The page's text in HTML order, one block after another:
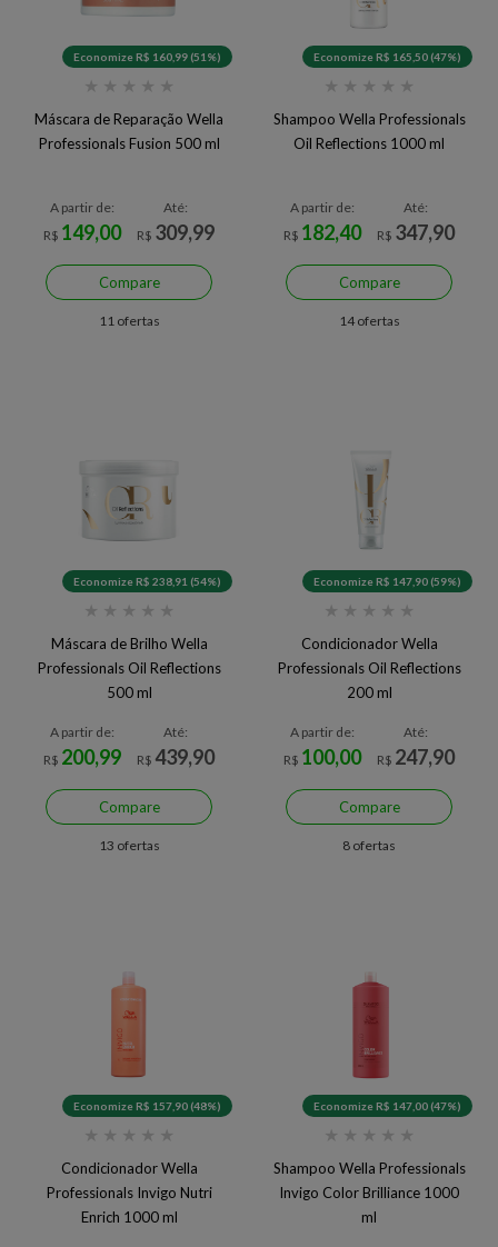
Economize R$ 160,99 (51%)
★ ★ ★ ★ ★
Máscara de Reparação Wella
Professionals Fusion 500 ml
A partir de:
R$ 149,00
Até:
R$ 309,99
Compare
11 ofertas
Economize R$ 165,50 (47%)
★ ★ ★ ★ ★
Shampoo Wella Professionals
Oil Reflections 1000 ml
A partir de:
R$ 182,40
Até:
R$ 347,90
Compare
14 ofertas
Economize R$ 238,91 (54%)
★ ★ ★ ★ ★
Máscara de Brilho Wella
Professionals Oil Reflections
500 ml
A partir de:
R$ 200,99
Até:
R$ 439,90
Compare
13 ofertas
Economize R$ 147,90 (59%)
★ ★ ★ ★ ★
Condicionador Wella
Professionals Oil Reflections
200 ml
A partir de:
R$ 100,00
Até:
R$ 247,90
Compare
8 ofertas
Economize R$ 157,90 (48%)
★ ★ ★ ★ ★
Condicionador Wella
Professionals Invigo Nutri
Enrich 1000 ml
Economize R$ 147,00 (47%)
★ ★ ★ ★ ★
Shampoo Wella Professionals
Invigo Color Brilliance 1000
ml